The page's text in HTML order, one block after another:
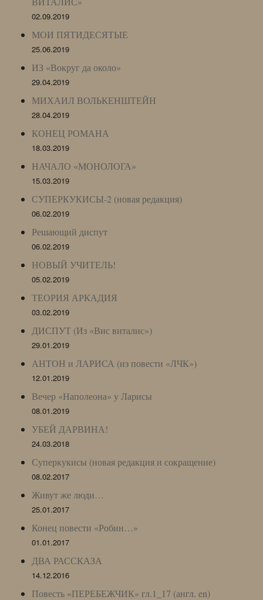
02.09.2019
МОИ ПЯТИДЕСЯТЫЕ
25.06.2019
ИЗ «Вокруг да около»
29.04.2019
МИХАИЛ ВОЛЬКЕНШТЕЙН
28.04.2019
КОНЕЦ РОМАНА
18.03.2019
НАЧАЛО «МОНОЛОГА»
15.03.2019
СУПЕРКУКИСЫ-2 (новая редакция)
06.02.2019
Решающий диспут
06.02.2019
НОВЫЙ УЧИТЕЛЬ!
05.02.2019
ТЕОРИЯ АРКАДИЯ
03.02.2019
ДИСПУТ (Из «Вис виталис»)
29.01.2019
АНТОН и ЛАРИСА (из повести «ЛЧК»)
12.01.2019
Вечер «Наполеона» у Ларисы
08.01.2019
УБЕЙ ДАРВИНА!
24.03.2018
Суперкукисы (новая редакция и сокращение)
08.02.2017
Живут же люди…
25.01.2017
Конец повести «Робин…»
01.01.2017
ДВА РАССКАЗА
14.12.2016
Повесть «ПЕРЕБЕЖЧИК» гл.1_17 (англ. en)